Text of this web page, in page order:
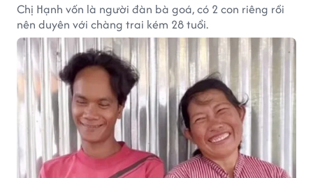
Chị Hạnh vốn là người đàn bà goá, có 2 con riêng rồi
nên duyên với chàng trai kém 28 tuổi.